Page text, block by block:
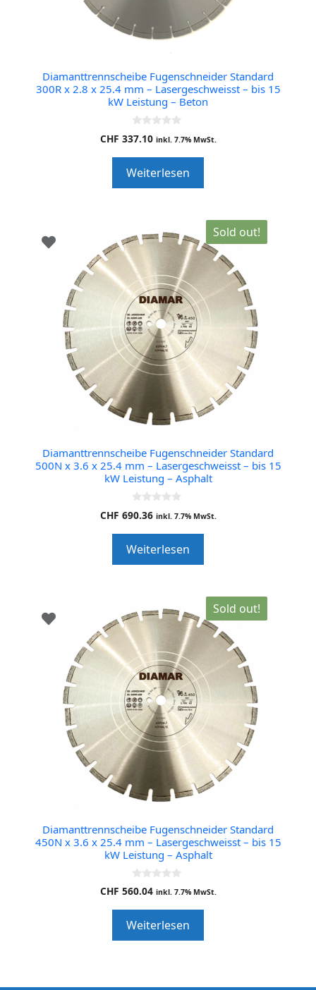
Diamanttrennscheibe Fugenschneider Standard
300R x 2.8 x 25.4 mm – Lasergeschweisst – bis 15
kW Leistung – Beton
0
o
o
f
5
CHF 337.10 inkl. 7.7% MwSt.
Weiterlesen
Sold out!
Diamanttrennscheibe Fugenschneider Standard
500N x 3.6 x 25.4 mm – Lasergeschweisst – bis 15
kW Leistung – Asphalt
0
o
o
f
5
CHF 690.36 inkl. 7.7% MwSt.
Weiterlesen
Sold out!
Diamanttrennscheibe Fugenschneider Standard
450N x 3.6 x 25.4 mm – Lasergeschweisst – bis 15
kW Leistung – Asphalt
0
o
o
f
5
CHF 560.04 inkl. 7.7% MwSt.
Weiterlesen